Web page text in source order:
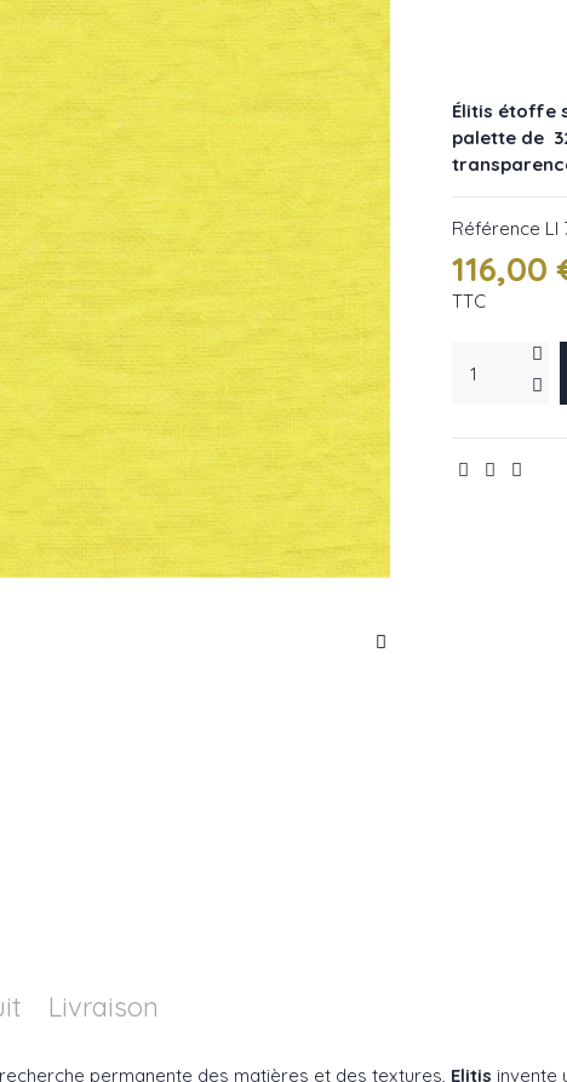
Élitis étoffe
palette de
Référence LI
116,00
TTC
Livraison
permanente des matières et des textures, Elitis invente